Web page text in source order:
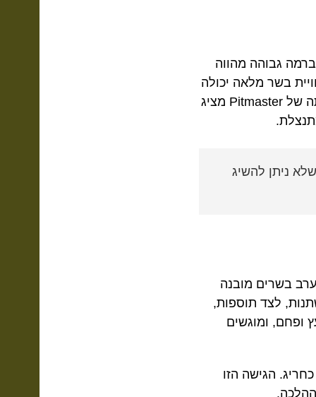
גבוהה מהווה
בשר מלאה יכולה
וצריכה להתקיים גם תחת כללי כשרות מוקפדים. לא כפשרה, אלא כסטנדרט. המשתה של Pitmaster מציג
ניתן להשיג
בשרים מובנה
לצד תוספות,
ופחם, ומוגשים
הגישה הזו